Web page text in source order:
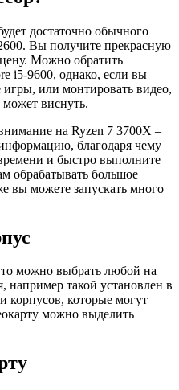
достаточно обычного
Вы получите прекрасную
Можно обратить
i5-9600, однако, если вы
игры, или монтировать видео,
может виснуть.
на Ryzen 7 3700X –
благодаря чему
и быстро выполните
обрабатывать большое
вы можете запускать много
можно выбрать любой на
например такой установлен в
корпусов, которые могут
можно выделить